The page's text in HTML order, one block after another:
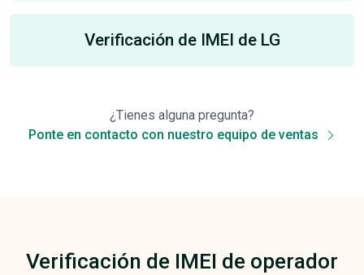
Verificación de IMEI de LG
¿Tienes alguna pregunta?
Ponte en contacto con nuestro equipo de ventas
Verificación de IMEI de operador